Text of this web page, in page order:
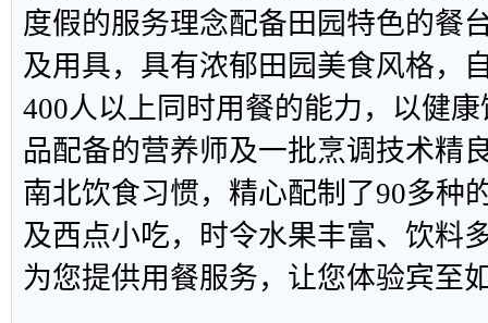
度假的服务理念配备田园特色的餐
及用具，具有浓郁田园美食风格，
400人以上同时用餐的能力，以健
品配备的营养师及一批烹调技术精
南北饮食习惯，精心配制了90多种
及西点小吃，时令水果丰富、饮料
为您提供用餐服务，让您体验宾至